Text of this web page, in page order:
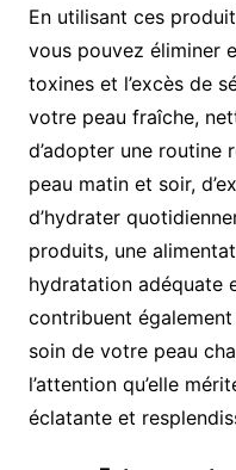
En utilisant ces
vous pouvez éliminer
toxines et l’excès de
votre peau fraîche,
d’adopter une routine
peau matin et soir,
d’hydrater
produits, une
hydratation adéquate
contribuent également
soin de votre peau
l’attention qu’elle
éclatante et